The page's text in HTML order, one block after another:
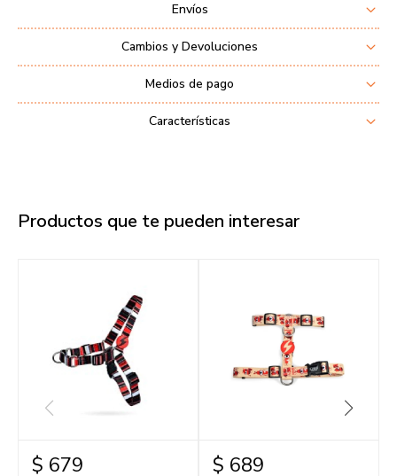
Envíos
Cambios y Devoluciones
Medios de pago
Características
Productos que te pueden interesar
$ 679 $ 689